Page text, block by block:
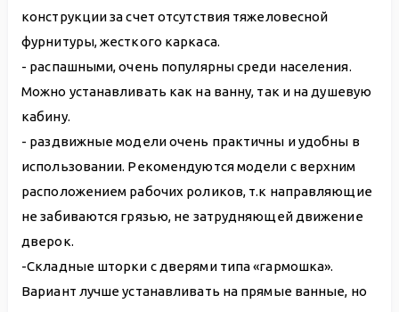
конструкции за счет отсутствия тяжеловесной
фурнитуры, жесткого каркаса.
- распашными, очень популярны среди населения.
Можно устанавливать как на ванну, так и на душевую
кабину.
- раздвижные модели очень практичны и удобны в
использовании. Рекомендуются модели с верхним
расположением рабочих роликов, т.к направляющие
не забиваются грязью, не затрудняющей движение
дверок.
-Складные шторки с дверями типа «гармошка».
Вариант лучше устанавливать на прямые ванные, но